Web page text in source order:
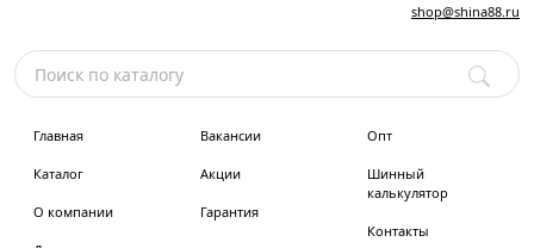
shop@shina88.ru
Главная
Каталог
О компании
Вакансии
Акции
Гарантия
Опт
Шинный
калькулятор
Контакты